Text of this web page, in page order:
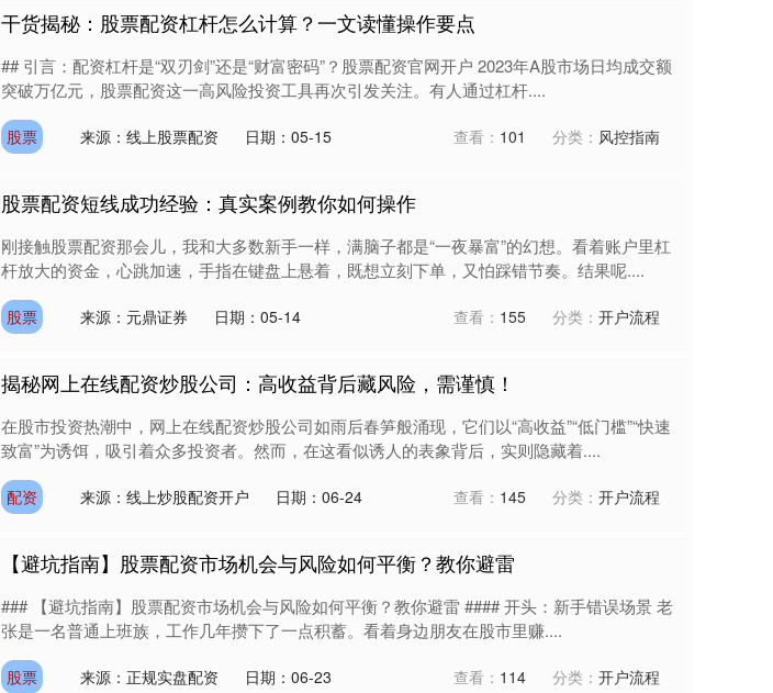
干货揭秘：股票配资杠杆怎么计算？一文读懂操作要点
## 引言：配资杠杆是“双刃剑”还是“财富密码”？股票配资官网开户 2023年A股市场日均成交额
突破万亿元，股票配资这一高风险投资工具再次引发关注。有人通过杠杆....
股票 来源：线上股票配资 日期：05-15 查看： 101 分类： 风控指南
股票配资短线成功经验：真实案例教你如何操作
刚接触股票配资那会儿，我和大多数新手一样，满脑子都是“一夜暴富”的幻想。看着账户里杠
杆放大的资金，心跳加速，手指在键盘上悬着，既想立刻下单，又怕踩错节奏。结果呢....
股票 来源：元鼎证券 日期：05-14 查看： 155 分类： 开户流程
揭秘网上在线配资炒股公司：高收益背后藏风险，需谨慎！
在股市投资热潮中，网上在线配资炒股公司如雨后春笋般涌现，它们以“高收益”“低门槛”“快速
致富”为诱饵，吸引着众多投资者。然而，在这看似诱人的表象背后，实则隐藏着....
配资 来源：线上炒股配资开户 日期：06-24 查看： 145 分类： 开户流程
【避坑指南】股票配资市场机会与风险如何平衡？教你避雷
### 【避坑指南】股票配资市场机会与风险如何平衡？教你避雷 #### 开头：新手错误场景 老
张是一名普通上班族，工作几年攒下了一点积蓄。看着身边朋友在股市里赚....
股票 来源：正规实盘配资 日期：06-23 查看： 114 分类： 开户流程